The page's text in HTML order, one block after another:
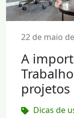
22 de maio
A
projetos
Dicas de